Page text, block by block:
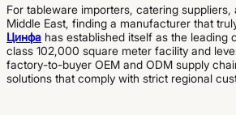
For tableware importers, catering
Middle East, finding a manufacturer that
Цинфа has established itself as the
class 102,000 square meter facility and
factory-to-buyer OEM and ODM supply
solutions that comply with strict regional